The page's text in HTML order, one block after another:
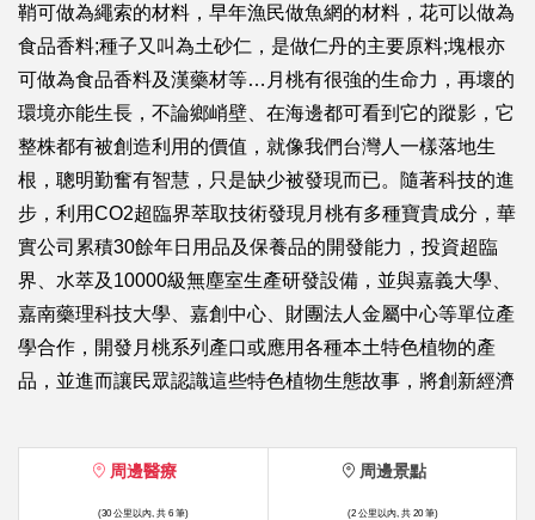
鞘可做為繩索的材料，早年漁民做魚網的材料，花可以做為
食品香料;種子又叫為土砂仁，是做仁丹的主要原料;塊根亦
可做為食品香料及漢藥材等…月桃有很強的生命力，再壞的
環境亦能生長，不論鄉峭壁、在海邊都可看到它的蹤影，它
整株都有被創造利用的價值，就像我們台灣人一樣落地生
根，聰明勤奮有智慧，只是缺少被發現而已。隨著科技的進
步，利用CO2超臨界萃取技術發現月桃有多種寶貴成分，華
實公司累積30餘年日用品及保養品的開發能力，投資超臨
界、水萃及10000級無塵室生產研發設備，並與嘉義大學、
嘉南藥理科技大學、嘉創中心、財團法人金屬中心等單位產
學合作，開發月桃系列產口或應用各種本土特色植物的產
品，並進而讓民眾認識這些特色植物生態故事，將創新經濟
周邊醫療
(30 公里以內, 共 6 筆)
周邊景點
(2 公里以內, 共 20 筆)